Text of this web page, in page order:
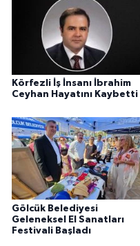
Körfezli İş İnsanı İbrahim
Ceyhan Hayatını Kaybetti
Gölcük Belediyesi
Geleneksel El Sanatları
Festivali Başladı